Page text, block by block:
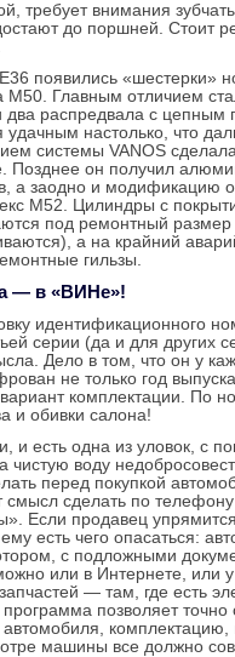
требует внимания
до поршней. Стоит
появились «шестерки»
М50. Главным отличием
два распредвала с цепным
удачным настолько, что
системы VANOS
Позднее он получил
а заодно и модификацию
М52. Цилиндры с
под ремонтный
а на крайний
гильзы.
— в «ВИНе»!
идентификационного
серии (да и для других
Дело в том, что он у
не только год
комплектации. По
и обивки салона!
и есть одна из уловок, с
чистую воду
перед покупкой
смысл сделать по
Если продавец
есть чего опасаться:
с подложными
или в Интернете, или
— там, где есть
программа позволяет
комплектацию,
машины все должно